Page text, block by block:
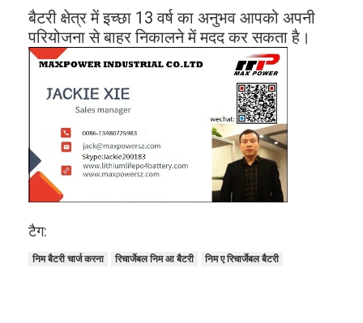
बैटरी क्षेत्र में इच्छा 13 वर्ष का अनुभव आपको अपनी
परियोजना से बाहर निकालने में मदद कर सकता है।
टैग:
निम बैटरी चार्ज करना रिचार्जेबल निम आ बैटरी निम ए रिचार्जेबल बैटरी